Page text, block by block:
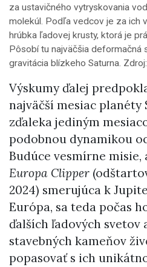
za ustavičného vytryskovania
molekúl. Podľa vedcov je za ich
hrúbka ľadovej krusty, ktorá je
Pôsobí tu najväčšia deformačná
gravitácia blízkeho Saturna.
Výskumy ďalej
najväčší mesiac planéty
zďaleka jediným
podobnou dynamikou
Budúce vesmírne misie,
Europa Clipper
2024) smerujúca k
Európa, sa teda počas
ďalších ľadových svetov
stavebných kameňov
popasovať s ich